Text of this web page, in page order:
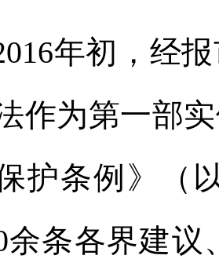
年初，经
作为第一部
护条例》（
余条各界建